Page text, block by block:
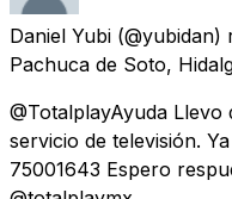
Daniel Yubi (@yubidan)
Pachuca de Soto,
@TotalplayAyuda Llevo
servicio de televisión.
75001643 Espero